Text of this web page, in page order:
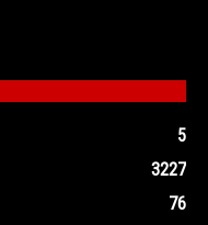
5
3227
76